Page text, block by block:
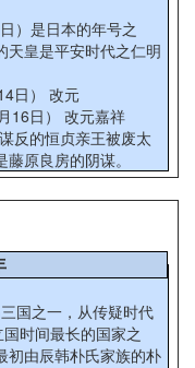
）是日本的年号之
天皇是平安时代之仁明
日） 改元
16日） 改元嘉祥
反的恒贞亲王被废太
原良房的阴谋。
国之一，从传疑时代
时间最长的国家之
初由辰韩朴氏家族的朴